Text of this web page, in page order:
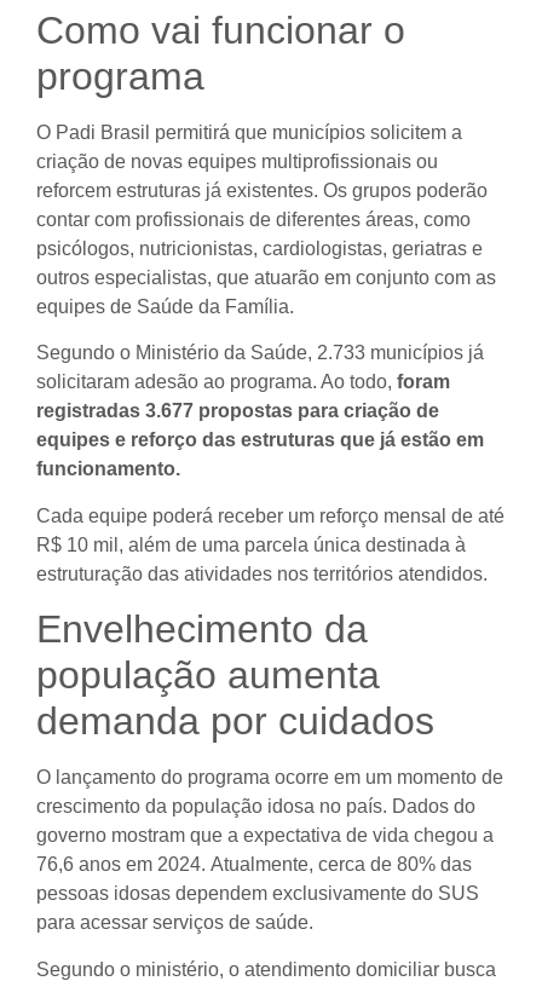
Como vai funcionar o
programa
O Padi Brasil permitirá que municípios solicitem a
criação de novas equipes multiprofissionais ou
reforcem estruturas já existentes. Os grupos poderão
contar com profissionais de diferentes áreas, como
psicólogos, nutricionistas, cardiologistas, geriatras e
outros especialistas, que atuarão em conjunto com as
equipes de Saúde da Família.
Segundo o Ministério da Saúde, 2.733 municípios já
solicitaram adesão ao programa. Ao todo, foram
registradas 3.677 propostas para criação de
equipes e reforço das estruturas que já estão em
funcionamento.
Cada equipe poderá receber um reforço mensal de até
R$ 10 mil, além de uma parcela única destinada à
estruturação das atividades nos territórios atendidos.
Envelhecimento da
população aumenta
demanda por cuidados
O lançamento do programa ocorre em um momento de
crescimento da população idosa no país. Dados do
governo mostram que a expectativa de vida chegou a
76,6 anos em 2024. Atualmente, cerca de 80% das
pessoas idosas dependem exclusivamente do SUS
para acessar serviços de saúde.
Segundo o ministério, o atendimento domiciliar busca